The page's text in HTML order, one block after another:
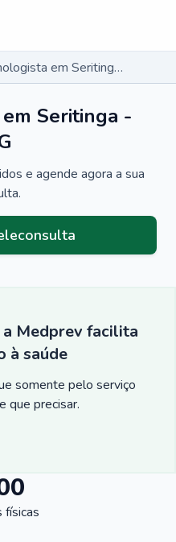
Pneumologista em Seritinga - MG
Seritinga -
e agende agora a sua
a Medprev facilita
à saúde
somente pelo serviço
que precisar.
físicas